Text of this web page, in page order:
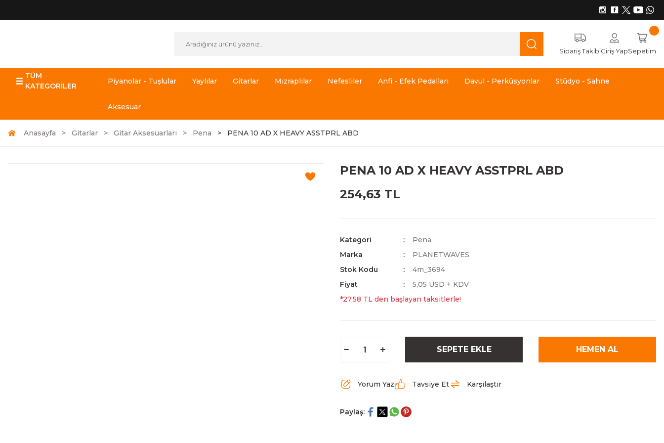
Sipariş TakibiGiriş YapSepetim
TÜM
KATEGORİLER
Piyanolar - Tuşlular Yaylılar Gitarlar Mızraplılar Nefesliler Anfi - Efek Pedalları Davul - Perküsyonlar Stüdyo - Sahne
Aksesuar
Anasayfa Gitarlar Gitar Aksesuarları Pena PENA 10 AD X HEAVY ASSTPRL ABD
PENA 10 AD X HEAVY ASSTPRL ABD
254,63 TL
Kategori
Pena
Marka
PLANETWAVES
Stok Kodu
4m_3694
Fiyat
5,05 USD + KDV
*27,58 TL den başlayan taksitlerle!
SEPETE EKLE HEMEN AL
Yorum Yaz Tavsiye Et Karşılaştır
Paylaş: